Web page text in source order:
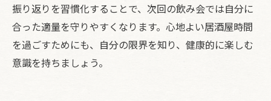
振り返りを習慣化することで、次回の飲み会では自分に
合った適量を守りやすくなります。心地よい居酒屋時間
を過ごすためにも、自分の限界を知り、健康的に楽しむ
意識を持ちましょう。